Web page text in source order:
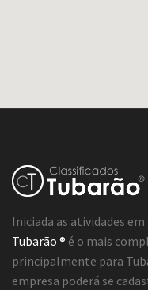
Iniciada as atividades
Tubarão ® é o mais
principalmente para
empresa poderá se